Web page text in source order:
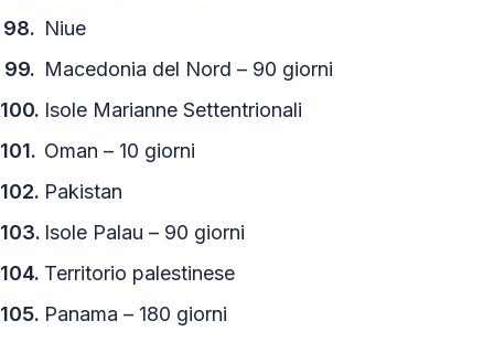
Niue
Macedonia del Nord – 90 giorni
Isole Marianne Settentrionali
Oman – 10 giorni
Pakistan
Isole Palau – 90 giorni
Territorio palestinese
Panama – 180 giorni